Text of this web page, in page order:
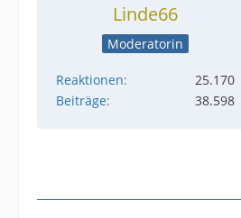
Linde66
Moderatorin
Reaktionen
25.170
Beiträge
38.598